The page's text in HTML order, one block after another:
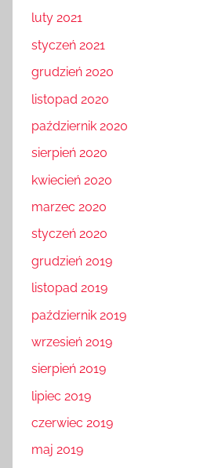
luty 2021
styczeń 2021
grudzień 2020
listopad 2020
październik 2020
sierpień 2020
kwiecień 2020
marzec 2020
styczeń 2020
grudzień 2019
listopad 2019
październik 2019
wrzesień 2019
sierpień 2019
lipiec 2019
czerwiec 2019
maj 2019